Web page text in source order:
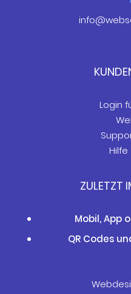
Login
ZULETZT
Mobil, App
QR Codes